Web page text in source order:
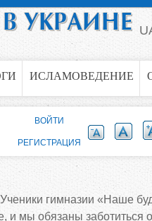
ИСЛАМОВЕДЕНИЕ
Ученики гимназии «Наше
и мы обязаны заботиться
ВОЙТИ
РЕГИСТРАЦИЯ